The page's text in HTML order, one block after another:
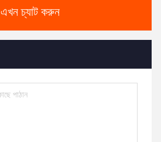
এখন চ্যাট করুন